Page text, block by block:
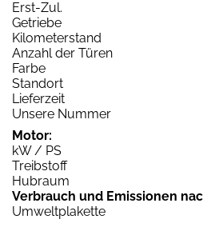
Erst-Zul.
Getriebe
Kilometerstand
Anzahl der Türen
Farbe
Standort
Lieferzeit
Unsere Nummer
Motor:
kW / PS
Treibstoff
Hubraum
Verbrauch und Emissionen
Umweltplakette